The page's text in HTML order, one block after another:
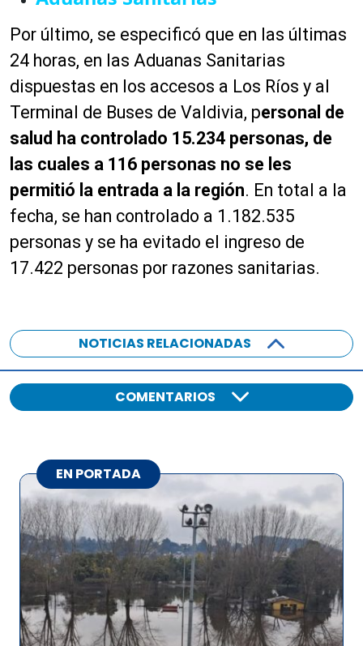
Por último, se especificó que en las últimas
24 horas, en las Aduanas Sanitarias
dispuestas en los accesos a Los Ríos y al
Terminal de Buses de Valdivia, personal de
salud ha controlado 15.234 personas, de
las cuales a 116 personas no se les
permitió la entrada a la región. En total a la
fecha, se han controlado a 1.182.535
personas y se ha evitado el ingreso de
17.422 personas por razones sanitarias.
NOTICIAS RELACIONADAS
COMENTARIOS
EN PORTADA